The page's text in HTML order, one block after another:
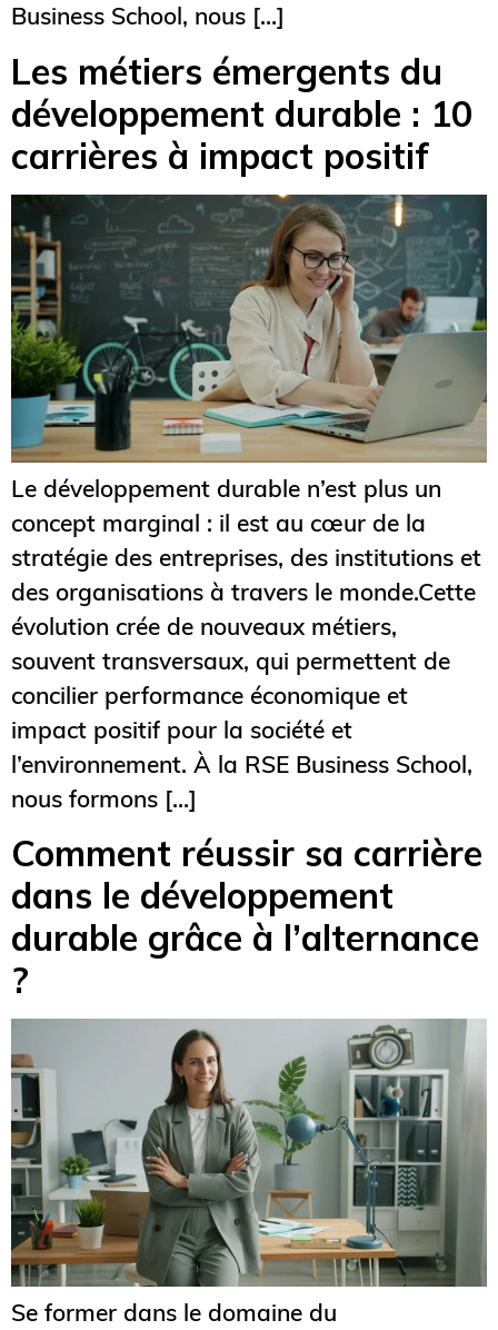
Business School, nous […]
Les métiers émergents du
développement durable : 10
carrières à impact positif
Le développement durable n’est plus un
concept marginal : il est au cœur de la
stratégie des entreprises, des institutions et
des organisations à travers le monde.Cette
évolution crée de nouveaux métiers,
souvent transversaux, qui permettent de
concilier performance économique et
impact positif pour la société et
l’environnement. À la RSE Business School,
nous formons […]
Comment réussir sa carrière
dans le développement
durable grâce à l’alternance
?
Se former dans le domaine du